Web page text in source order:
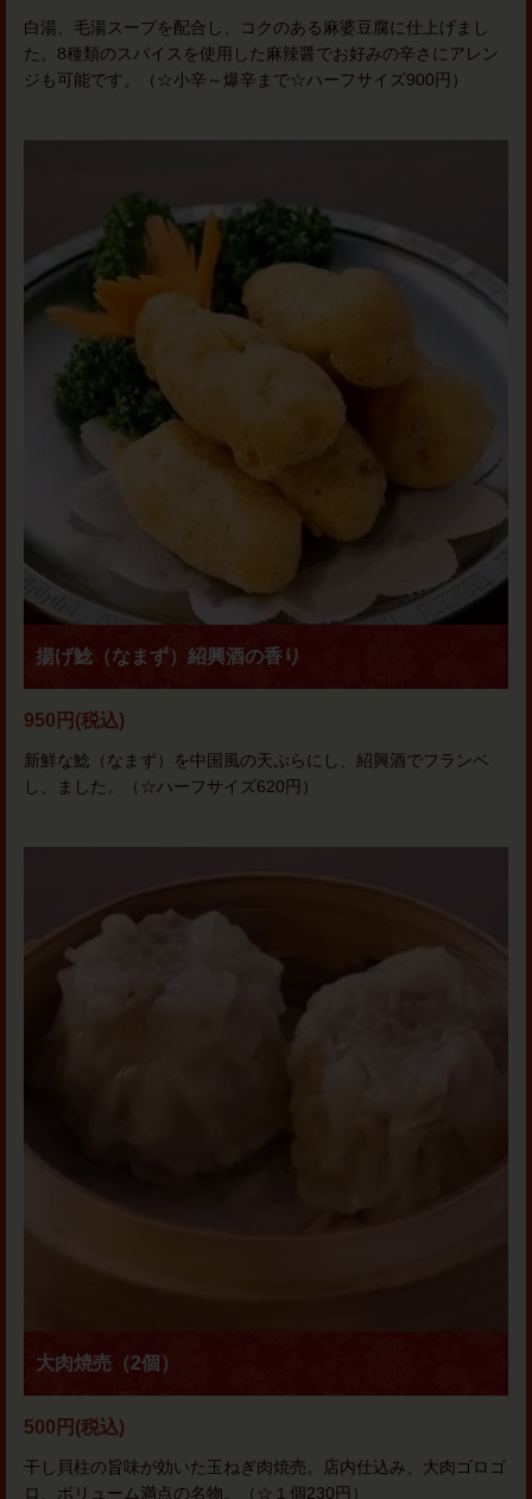
白湯、毛湯スープを配合し、コクのある麻婆豆腐に仕上げまし
た。8種類のスパイスを使用した麻辣醤でお好みの辛さにアレン
ジも可能です。（☆小辛～爆辛まで☆ハーフサイズ900円）
揚げ鯰（なまず）紹興酒の香り
950円 (税込)
新鮮な鯰（なまず）を中国風の天ぷらにし、紹興酒でフランベ
し、ました。（☆ハーフサイズ620円）
大肉焼売（2個）
500円 (税込)
干し貝柱の旨味が効いた玉ねぎ肉焼売。店内仕込み、大肉ゴロゴ
ロ、ボリューム満点の名物。（☆１個230円）